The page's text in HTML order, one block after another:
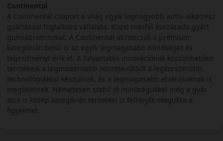
Continental
A Continental csoport a világ egyik legnagyobb autói-alkatrész
gyártással foglalkozó vállalata. Közel másfél évszázada gyárt
gumiabroncsokat. A Continental abroncsok a prémium
kategórián belül is az egyik legmagasabb minőséget és
teljesítményt érik el. A folyamatos innovációnak köszönhetően
termékeik a legmodernebb összetevőkből a legkorszerűbb
technológiákkal készülnek, és a legmagasabb elvárásoknak is
megfelelnek. Németesen stabil jó minőségükkel még a gyár
alsó is közép kategóriás termékei is felhívják magukra a
figyelmet.